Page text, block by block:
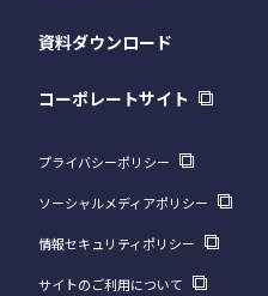
資料ダウンロード
コーポレートサイト
プライバシーポリシー
ソーシャルメディアポリシー
情報セキュリティポリシー
サイトのご利用について